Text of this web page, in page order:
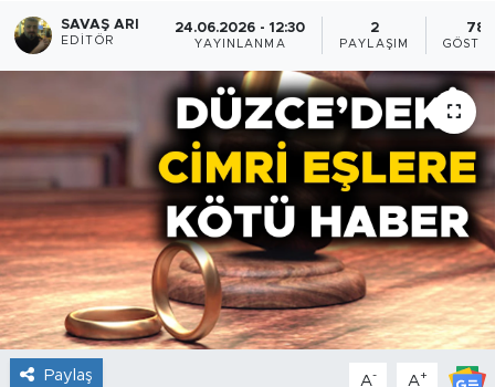
SAVAŞ ARI
EDITÖR
24.06.2026 - 12:30
YAYINLANMA
2
PAYLAŞIM
781
Paylaş A- A+